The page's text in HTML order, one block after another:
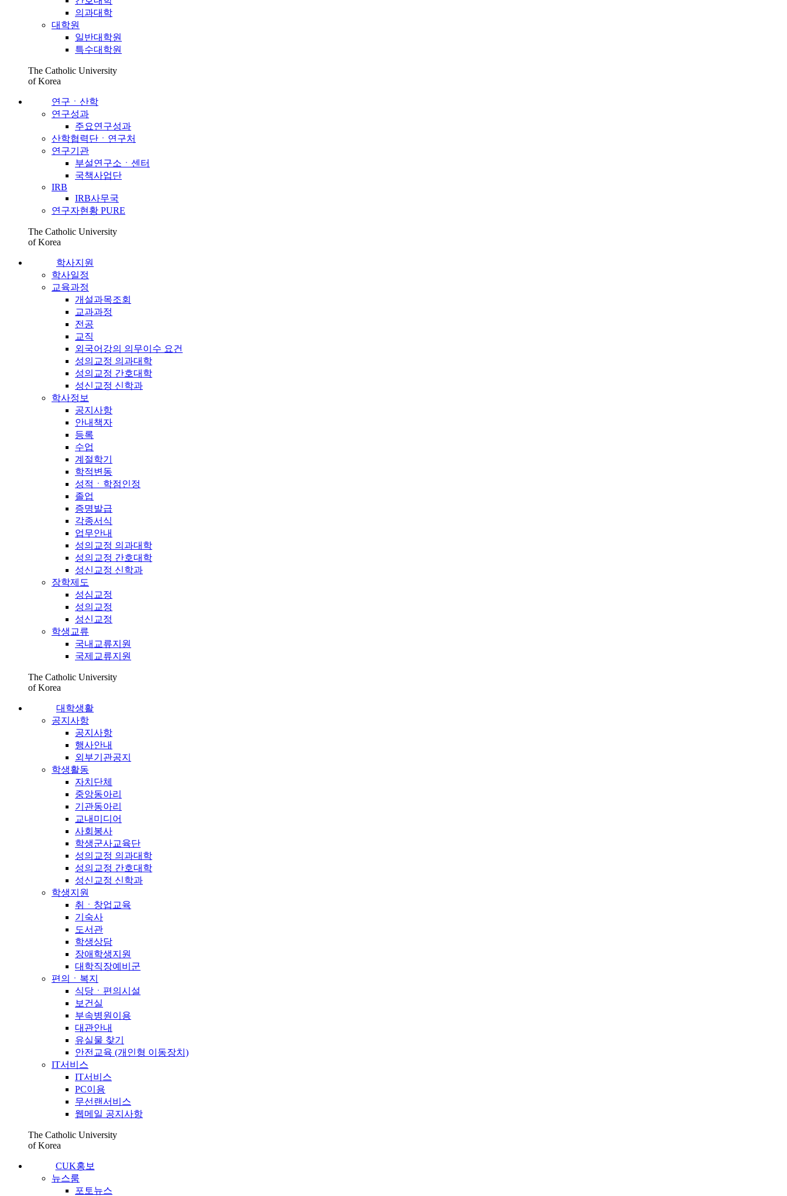
의과대학
대학원
일반대학원
특수대학원
The Catholic University
of Korea
연구ㆍ산학
연구성과
주요연구성과
산학협력단ㆍ연구처
연구기관
부설연구소ㆍ센터
국책사업단
IRB
IRB사무국
연구자현황 PURE
The Catholic University
of Korea
학사지원
학사일정
교육과정
개설과목조회
교과과정
전공
교직
외국어강의 의무이수 요건
성의교정 의과대학
성의교정 간호대학
성신교정 신학과
학사정보
공지사항
안내책자
등록
수업
계절학기
학적변동
성적ㆍ학점인정
졸업
증명발급
각종서식
업무안내
성의교정 의과대학
성의교정 간호대학
성신교정 신학과
장학제도
성심교정
성의교정
성신교정
학생교류
국내교류지원
국제교류지원
The Catholic University
of Korea
대학생활
공지사항
공지사항
행사안내
외부기관공지
학생활동
자치단체
중앙동아리
기관동아리
교내미디어
사회봉사
학생군사교육단
성의교정 의과대학
성의교정 간호대학
성신교정 신학과
학생지원
취ㆍ창업교육
기숙사
도서관
학생상담
장애학생지원
대학직장예비군
편의ㆍ복지
식당ㆍ편의시설
보건실
부속병원이용
대관안내
유실물 찾기
안전교육 (개인형 이동장치)
IT서비스
IT서비스
PC이용
무선랜서비스
웹메일 공지사항
The Catholic University
of Korea
CUK홍보
뉴스룸
포토뉴스